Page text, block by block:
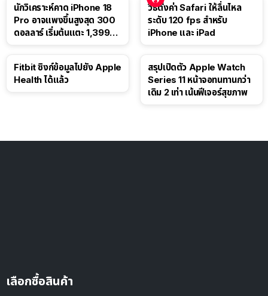
นักวิเคราะห์คาด iPhone 18
Pro อาจแพงขึ้นสูงสุด 300
ดอลลาร์ เริ่มต้นแตะ 1,399
วิธีตั้งค่า Safari ให้ลื่นไหล
ระดับ 120 fps สำหรับ
iPhone และ iPad
Fitbit ซิงก์ข้อมูลไปยัง Apple
Health ได้แล้ว
สรุปเปิดตัว Apple Watch
Series 11 หน้าจอทนทานกว่า
เดิม 2 เท่า เน้นฟีเจอร์สุขภาพ
เลือกซื้อสินค้า